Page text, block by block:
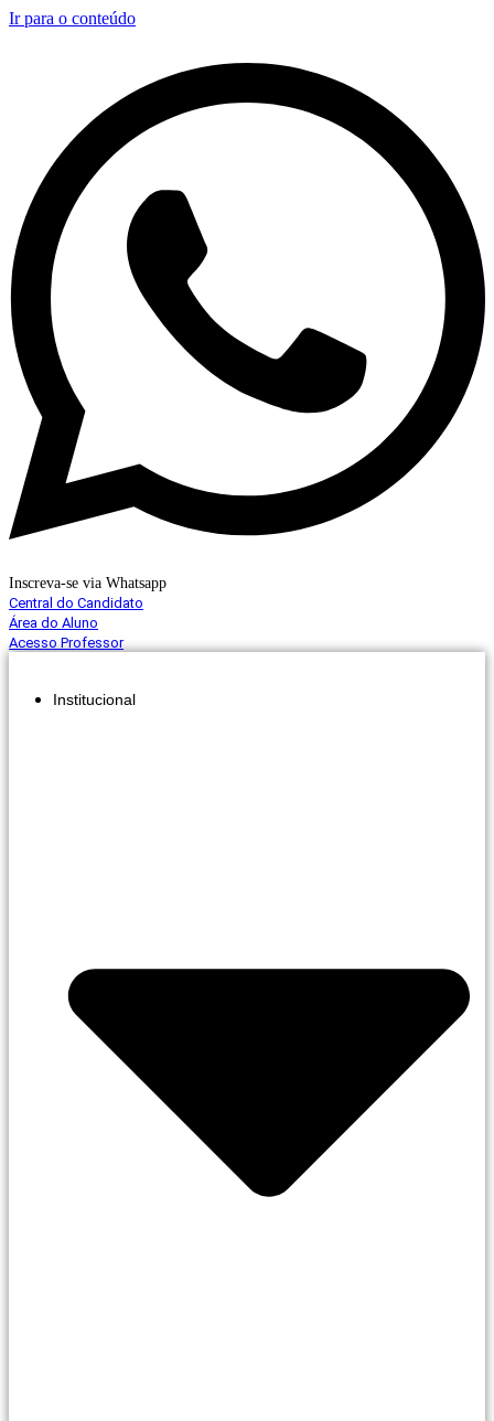
Ir para o conteúdo
Inscreva-se via Whatsapp
Central do Candidato
Área do Aluno
Acesso Professor
Institucional